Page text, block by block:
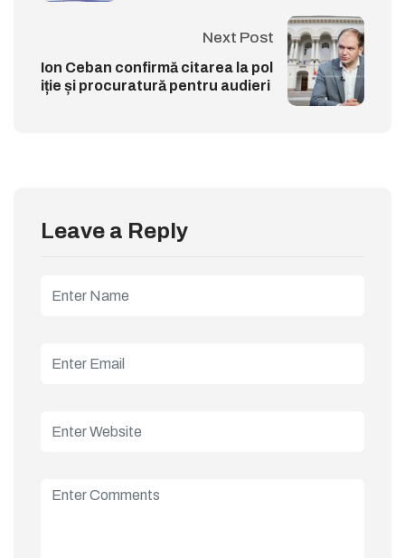
Next Post
Ion Ceban confirmă citarea la pol
iție și procuratură pentru audieri
Leave a Reply